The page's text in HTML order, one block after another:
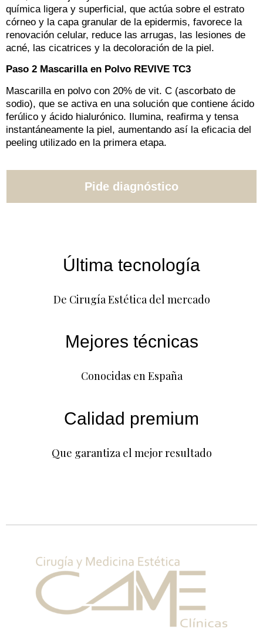
química ligera y superficial, que actúa sobre el estrato
córneo y la capa granular de la epidermis, favorece la
renovación celular, reduce las arrugas, las lesiones de
acné, las cicatrices y la decoloración de la piel.
Paso 2 Mascarilla en Polvo REVIVE TC3
Mascarilla en polvo con 20% de vit. C (ascorbato de
sodio), que se activa en una solución que contiene ácido
ferúlico y ácido hialurónico. Ilumina, reafirma y tensa
instantáneamente la piel, aumentando así la eficacia del
peeling utilizado en la primera etapa.
Pide diagnóstico
Última tecnología
De Cirugía Estética del mercado
Mejores técnicas
Conocidas en España
Calidad premium
Que garantiza el mejor resultado